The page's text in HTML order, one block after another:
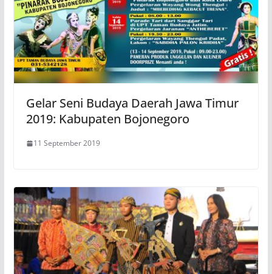
Gelar Seni Budaya Daerah Jawa Timur
2019: Kabupaten Bojonegoro
11 September 2019